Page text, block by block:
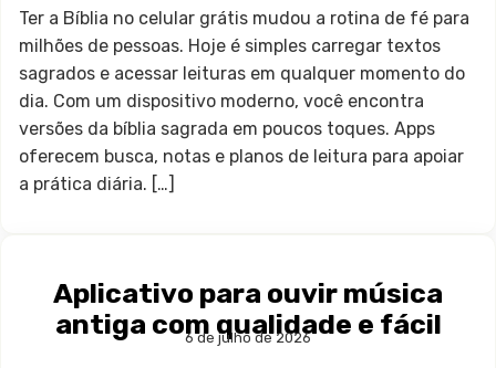
Ter a Bíblia no celular grátis mudou a rotina de fé para
milhões de pessoas. Hoje é simples carregar textos
sagrados e acessar leituras em qualquer momento do
dia. Com um dispositivo moderno, você encontra
versões da bíblia sagrada em poucos toques. Apps
oferecem busca, notas e planos de leitura para apoiar
a prática diária. […]
Aplicativo para ouvir música
antiga com qualidade e fácil
6 de julho de 2026